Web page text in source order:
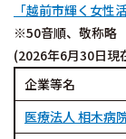
「越前市輝く女性
※50音順、敬称略
(2026年6月30日現
企業等名
医療法人 相木病